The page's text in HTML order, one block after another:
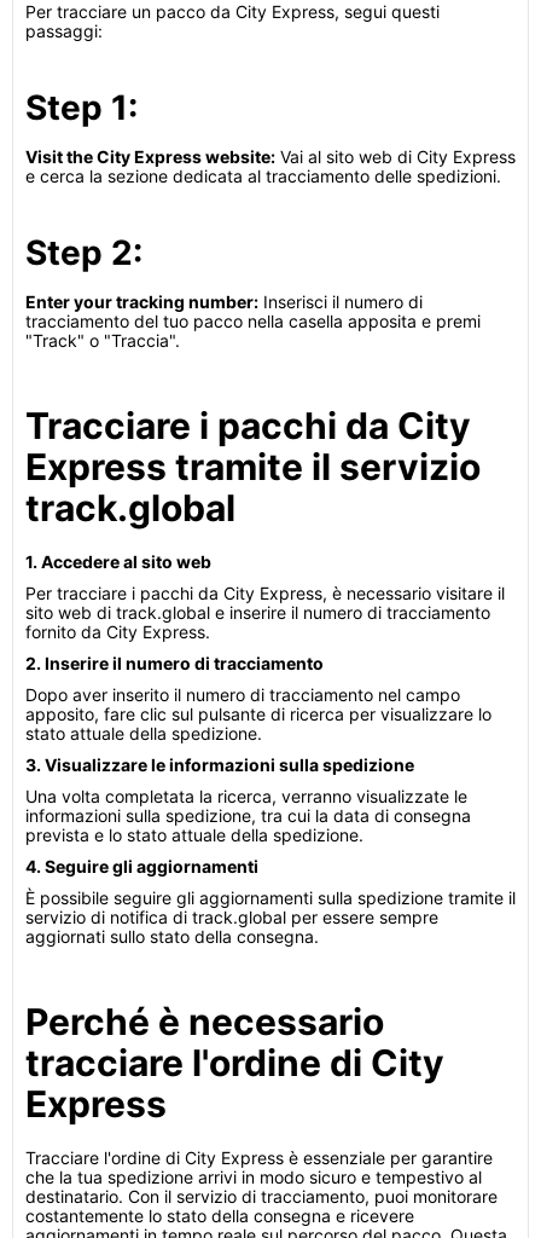
Per tracciare un pacco da City Express, segui questi
passaggi:
Step 1:
Visit the City Express website: Vai al sito web di City Express
e cerca la sezione dedicata al tracciamento delle spedizioni.
Step 2:
Enter your tracking number: Inserisci il numero di
tracciamento del tuo pacco nella casella apposita e premi
"Track" o "Traccia".
Tracciare i pacchi da City
Express tramite il servizio
track.global
1. Accedere al sito web
Per tracciare i pacchi da City Express, è necessario visitare il
sito web di track.global e inserire il numero di tracciamento
fornito da City Express.
2. Inserire il numero di tracciamento
Dopo aver inserito il numero di tracciamento nel campo
apposito, fare clic sul pulsante di ricerca per visualizzare lo
stato attuale della spedizione.
3. Visualizzare le informazioni sulla spedizione
Una volta completata la ricerca, verranno visualizzate le
informazioni sulla spedizione, tra cui la data di consegna
prevista e lo stato attuale della spedizione.
4. Seguire gli aggiornamenti
È possibile seguire gli aggiornamenti sulla spedizione tramite il
servizio di notifica di track.global per essere sempre
aggiornati sullo stato della consegna.
Perché è necessario
tracciare l'ordine di City
Express
Tracciare l'ordine di City Express è essenziale per garantire
che la tua spedizione arrivi in modo sicuro e tempestivo al
destinatario. Con il servizio di tracciamento, puoi monitorare
costantemente lo stato della consegna e ricevere